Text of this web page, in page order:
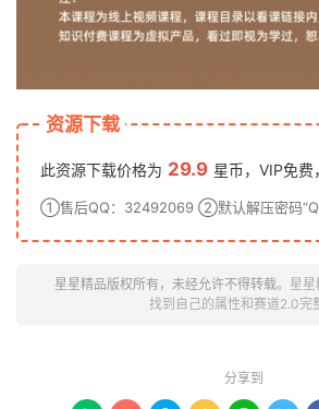
资源下载
此资源下载价格为 29.9 星币，VIP免费
①售后QQ：32492069 ②默认解压密码
星星精品版权所有，未经允许不得转载。 星星
找到自己的属性和赛道2.0完
分享到